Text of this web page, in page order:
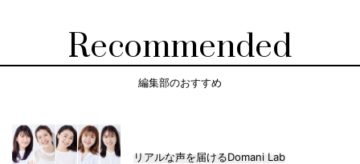
Recommended
編集部のおすすめ
リアルな声を届けるDomani Lab